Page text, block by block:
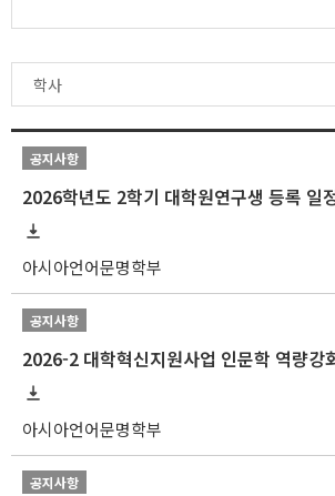
공지사항
2026학년도 2학기 대학원연구생 등록 일
아시아언어문명학부
공지사항
아시아언어문명학부
공지사항